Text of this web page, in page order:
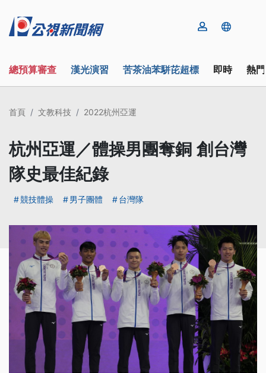
總預算審查 漢光演習 苦茶油苯駢芘超標 即時 熱
首頁 文教科技 2022杭州亞運
杭州亞運／體操男團奪銅 創台灣
隊史最佳紀錄
競技體操 男子團體 台灣隊